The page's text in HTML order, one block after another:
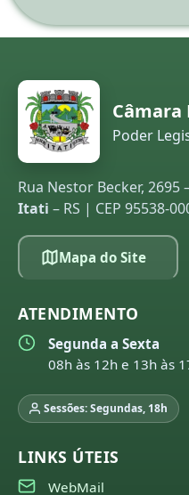
Poder
Rua Nestor Becker, 2695
Itati – RS | CEP 95538-
Mapa do Site
ATENDIMENTO
Segunda a Sexta
08h às 12h e 13h às
Sessões: Segundas, 18h
LINKS ÚTEIS
WebMail